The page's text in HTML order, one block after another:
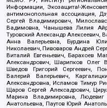
Информации, Экозащита!-
антимонопольная ассоциация,
Сергей Владимирович,
Вадимовна, Чанышева Лилия
Туровский Александр Алексеевич,
Анна Валерьевна, Бурдина
Николаевич, Пивоваров Андрей
Виталий Евгеньевич, Барахоев
Александрович, Шарипков Олег
Шведов Григорий Сергеевич,
Валерий Валерьевич,
Александровна, Исламов Тимур
Щаров Сергей Алексадрович,
Марина Владимировна,
Анатольевна, Паутов Юрий